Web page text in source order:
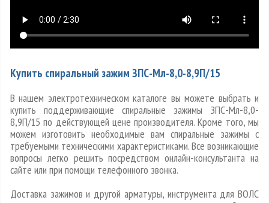
Купить спиральный зажим ЗПС-Мл-8,0-8,9П/15
В нашем электротехническом каталоге вы можете выбрать и
купить поддерживающие спиральные зажимы ЗПС-Мл-8,0-
8,9П/15 по действующей цене производителя. Кроме того, мы
можем изготовить необходимые вам спиральные зажимы с
требуемыми техническими характеристиками. Все возникающие
вопросы легко решить посредством онлайн-консультанта на
сайте или при помощи телефонного звонка.
Доставка зажимов и другой арматуры, инструмента для ВОЛС